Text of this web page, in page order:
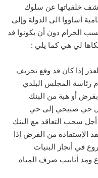
خلفياتها عن سلوك
أساؤوا الى الدولة وإلى
الحرام دون أن يكونوا قد
لي هي كما يلي :
إذا كان قد وقع تحريف
رئاسة المجلس البلدي
أو هبة من البنك
حي صبيحي إلى حي
أجل سحب التعاقد مع البنك
الإستفادة من القرض إذا
في أنجاز البنيات
ومد أنابيب صرف المياه